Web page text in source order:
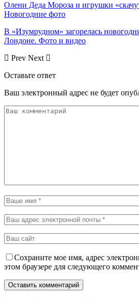
Олени Деда Мороза и игрушки
Новогодние фото
В «Изумрудном» загорелась
Лондоне. Фото и видео
Prev Next
Оставьте ответ
Ваш электронный адрес не будет
Сохраните мое имя, адрес
этом браузере для следующего